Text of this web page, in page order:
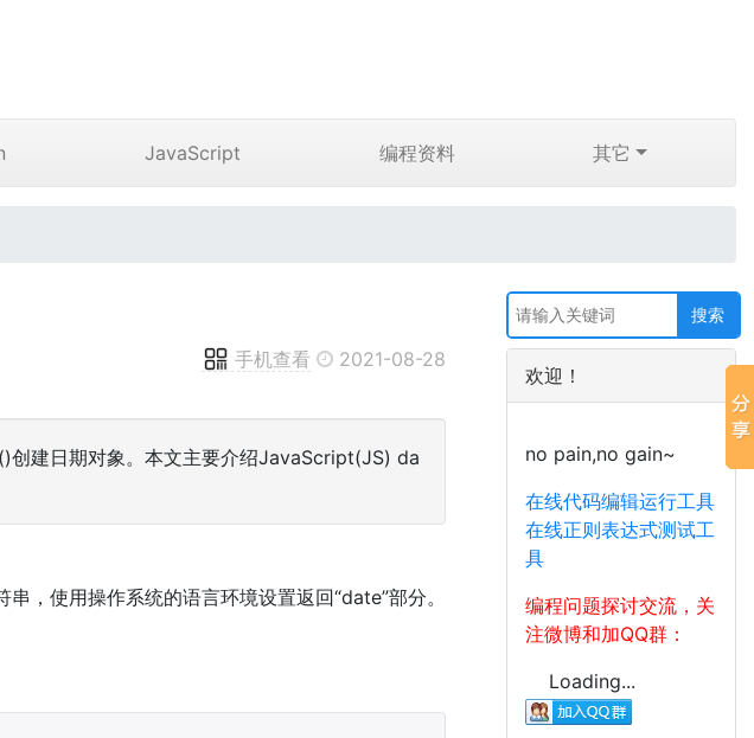
JavaScript 编程资料 其它
手机查看 2021-08-28
建日期对象。本文主要介绍JavaScript(JS) da
，使用操作系统的语言环境设置返回“date”部分。
欢迎！
no pain,no gain~
在线代码编辑运行工具
在线正则表达式测试工
具
编程问题探讨交流，关
注微博和加QQ群：
Loading...